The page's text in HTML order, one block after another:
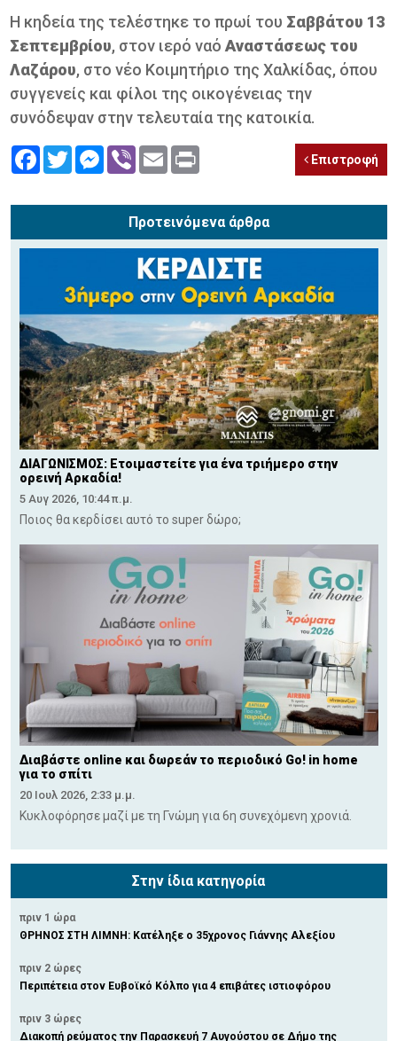
Η κηδεία της τελέστηκε το πρωί τουΣαββάτου 13
Σεπτεμβρίου, στον ιερό ναόΑναστάσεως του
Λαζάρου, στο νέο Κοιμητήριο της Χαλκίδας, όπου
συγγενείς και φίλοι της οικογένειας την
συνόδεψαν στην τελευταία της κατοικία.
FacebookTwitterMessenger
Viber Email Επιστροφή
Προτεινόμενα άρθρα
ΔΙΑΓΩΝΙΣΜΟΣ: Ετοιμαστείτε για ένα τριήμερο στην
ορεινή Αρκαδία!
5 Αυγ 2026, 10:44 π.μ.
Ποιος θα κερδίσει αυτό το super δώρο;
Διαβάστε online και δωρεάν το περιοδικό Go! in home
για το σπίτι
20 Ιουλ 2026, 2:33 μ.μ.
Κυκλοφόρησε μαζί με τη Γνώμη για 6η συνεχόμενη χρονιά.
Στην ίδια κατηγορία
πριν 1 ώρα
ΘΡΗΝΟΣ ΣΤΗ ΛΙΜΝΗ: Κατέληξε ο 35χρονος Γιάννης Αλεξίου
πριν 2 ώρες
Περιπέτεια στον Ευβοϊκό Κόλπο για 4 επιβάτες ιστιοφόρου
πριν 3 ώρες
Διακοπή ρεύματος την Παρασκευή 7 Αυγούστου σε Δήμο της